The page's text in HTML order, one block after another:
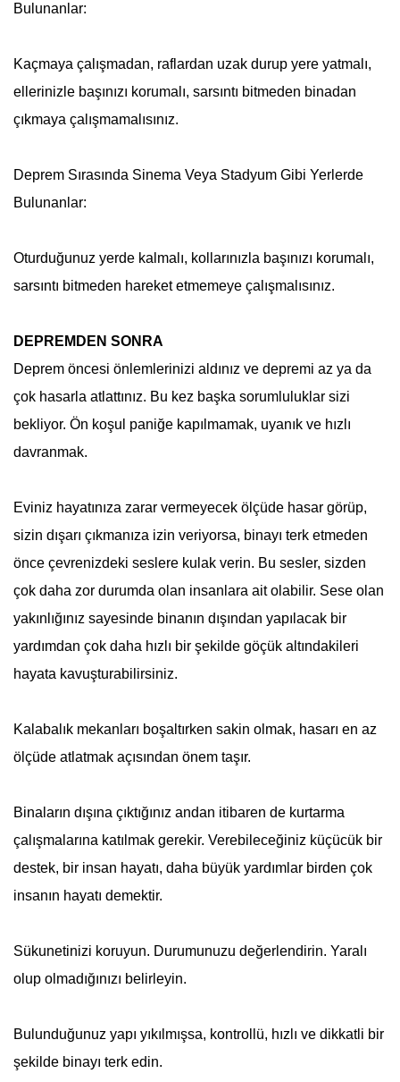
Bulunanlar:
Kaçmaya çalışmadan, raflardan uzak durup yere yatmalı,
ellerinizle başınızı korumalı, sarsıntı bitmeden binadan
çıkmaya çalışmamalısınız.
DepremSırasında Sinema Veya Stadyum Gibi Yerlerde
Bulunanlar:
Oturduğunuz yerde kalmalı, kollarınızla başınızı korumalı,
sarsıntı bitmeden hareket etmemeye çalışmalısınız.
DEPREMDEN SONRA
Depremöncesi önlemlerinizi aldınız ve depremi az ya da
çok hasarla atlattınız. Bu kez başka sorumluluklar sizi
bekliyor. Ön koşul paniğe kapılmamak, uyanık ve hızlı
davranmak.
Eviniz hayatınıza zarar vermeyecek ölçüde hasar görüp,
sizin dışarı çıkmanıza izin veriyorsa, binayı terk etmeden
önce çevrenizdeki seslere kulak verin. Bu sesler, sizden
çok daha zor durumda olan insanlara ait olabilir. Sese olan
yakınlığınız sayesinde binanın dışından yapılacak bir
yardımdan çok daha hızlı bir şekilde göçük altındakileri
hayata kavuşturabilirsiniz.
Kalabalık mekanları boşaltırken sakin olmak, hasarı en az
ölçüde atlatmak açısından önem taşır.
Binaların dışına çıktığınız andan itibaren de kurtarma
çalışmalarına katılmak gerekir. Verebileceğiniz küçücük bir
destek, bir insan hayatı, daha büyük yardımlar birden çok
insanın hayatı demektir.
Sükunetinizi koruyun. Durumunuzu değerlendirin. Yaralı
olup olmadığınızı belirleyin.
Bulunduğunuz yapı yıkılmışsa, kontrollü, hızlı ve dikkatli bir
şekilde binayı terk edin.